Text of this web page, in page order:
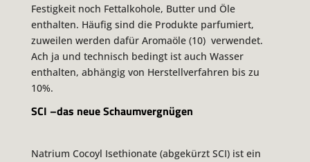
Festigkeit noch Fettalkohole, Butter und Öle
enthalten. Häufig sind die Produkte parfumiert,
zuweilen werden dafür Aromaöle (10) verwendet.
Ach ja und technisch bedingt ist auch Wasser
enthalten, abhängig von Herstellverfahren bis zu
10%.
SCI –das neue Schaumvergnügen
Natrium Cocoyl Isethionate (abgekürzt SCI) ist ein